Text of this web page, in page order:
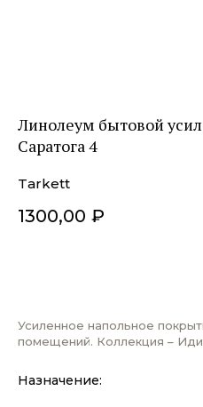
Линолеум бытовой
Саратога 4
Tarkett
1300,00 ₽
Усиленное напольное
помещений. Коллекция –
Назначение: